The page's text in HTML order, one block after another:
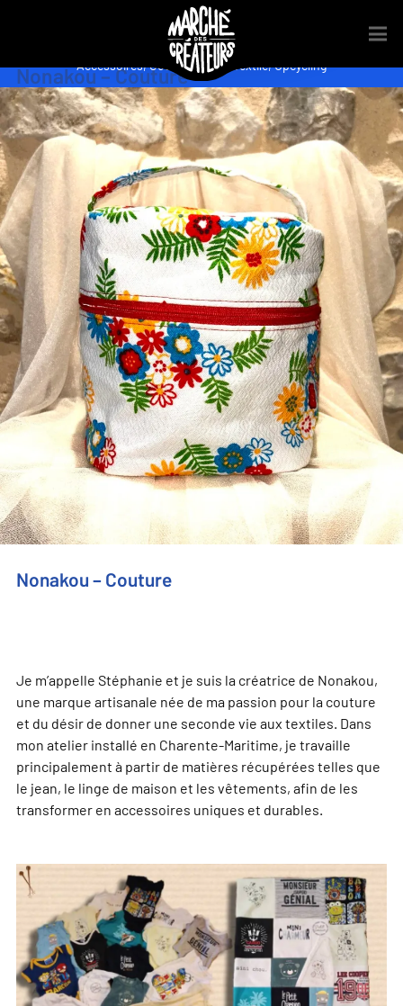
Nonakou – Couture
Accessoires,Couture,Sacs, Textile,Upcycling
Nonakou – Couture
Je m’appelle Stéphanie et je suis la créatrice de Nonakou,
une marque artisanale née de ma passion pour la couture
et du désir de donner une seconde vie aux textiles. Dans
mon atelier installé en Charente-Maritime, je travaille
principalement à partir de matières récupérées telles que
le jean, le linge de maison et les vêtements, afin de les
transformer en accessoires uniques et durables.